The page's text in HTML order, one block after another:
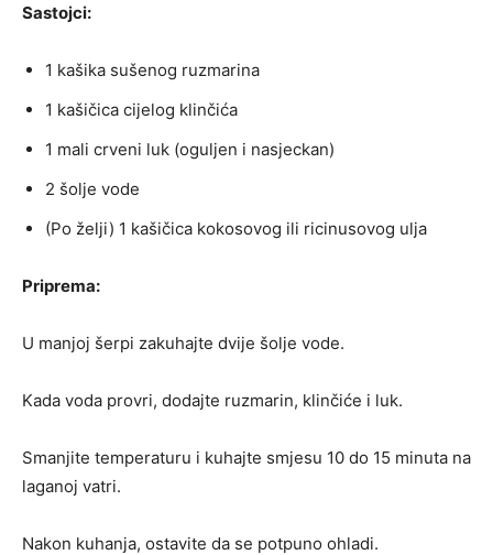
Sastojci:
1 kašika sušenog ruzmarina
1 kašičica cijelog klinčića
1 mali crveni luk (oguljen i nasjeckan)
2 šolje vode
(Po želji) 1 kašičica kokosovog ili ricinusovog ulja
Priprema:
U manjoj šerpi zakuhajte dvije šolje vode.
Kada voda provri, dodajte ruzmarin, klinčiće i luk.
Smanjite temperaturu i kuhajte smjesu 10 do 15 minuta na
laganoj vatri.
Nakon kuhanja, ostavite da se potpuno ohladi.